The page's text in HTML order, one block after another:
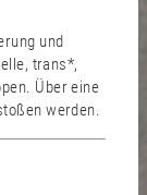
und
trans*,
Über eine
werden.